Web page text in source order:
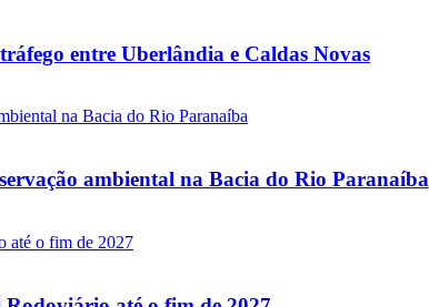
entre Uberlândia e Caldas Novas
ambiental na Bacia do Rio Paranaíba